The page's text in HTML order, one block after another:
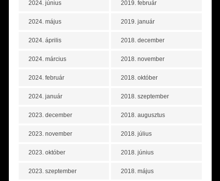
2024. június
2024. május
2024. április
2024. március
2024. február
2024. január
2023. december
2023. november
2023. október
2023. szeptember
2019. február
2019. január
2018. december
2018. november
2018. október
2018. szeptember
2018. augusztus
2018. július
2018. június
2018. május